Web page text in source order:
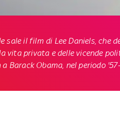
sale il film di Lee Daniels, che
vita privata e delle vicende
Barack Obama, nel periodo